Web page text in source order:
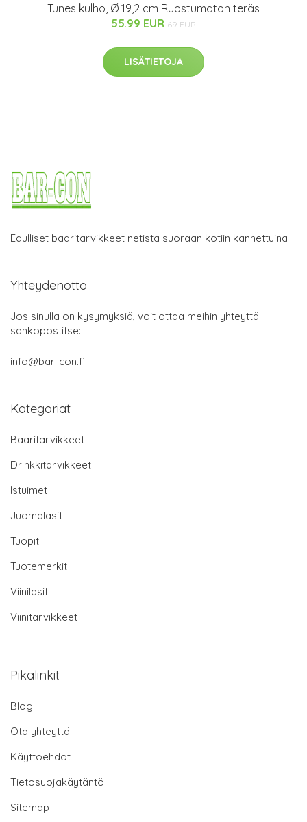
Tunes kulho, Ø 19,2 cm Ruostumaton teräs
55.99 EUR 69 EUR
LISÄTIETOJA
Edulliset baaritarvikkeet netistä suoraan kotiin kannettuina
Yhteydenotto
Jos sinulla on kysymyksiä, voit ottaa meihin yhteyttä
sähköpostitse:
info@bar-con.fi
Kategoriat
Baaritarvikkeet
Drinkkitarvikkeet
Istuimet
Juomalasit
Tuopit
Tuotemerkit
Viinilasit
Viinitarvikkeet
Pikalinkit
Blogi
Ota yhteyttä
Käyttöehdot
Tietosuojakäytäntö
Sitemap